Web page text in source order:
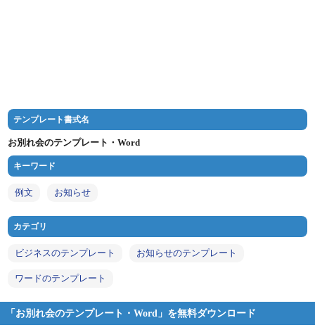
テンプレート書式名
お別れ会のテンプレート・Word
キーワード
例文 お知らせ
カテゴリ
ビジネスのテンプレート お知らせのテンプレート
ワードのテンプレート
「お別れ会のテンプレート・Word」を無料ダウンロード